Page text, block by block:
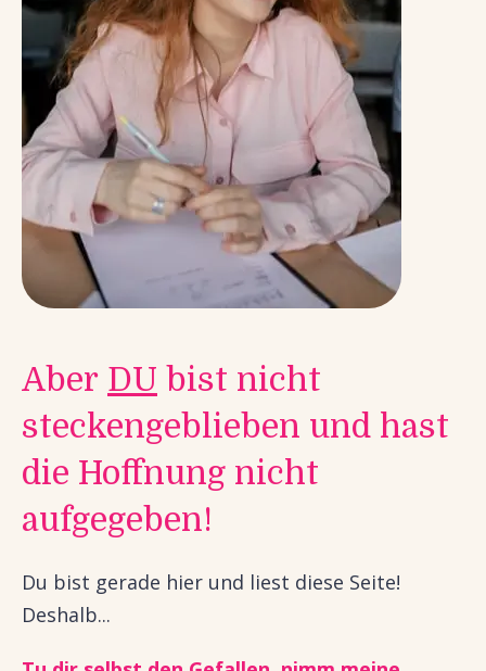
Aber DU bist nicht
steckengeblieben und hast
die Hoffnung nicht
aufgegeben!
Du bist gerade hier und liest diese Seite!
Deshalb...